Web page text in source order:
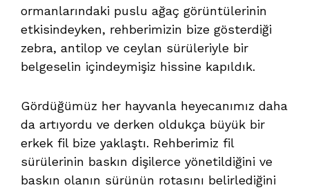
ormanlarındaki puslu ağaç görüntülerinin
etkisindeyken, rehberimizin bize gösterdiği
zebra, antilop ve ceylan sürüleriyle bir
belgeselin içindeymişiz hissine kapıldık.
Gördüğümüz her hayvanla heyecanımız daha
da artıyordu ve derken oldukça büyük bir
erkek fil bize yaklaştı. Rehberimiz fil
sürülerinin baskın dişilerce yönetildiğini ve
baskın olanın sürünün rotasını belirlediğini